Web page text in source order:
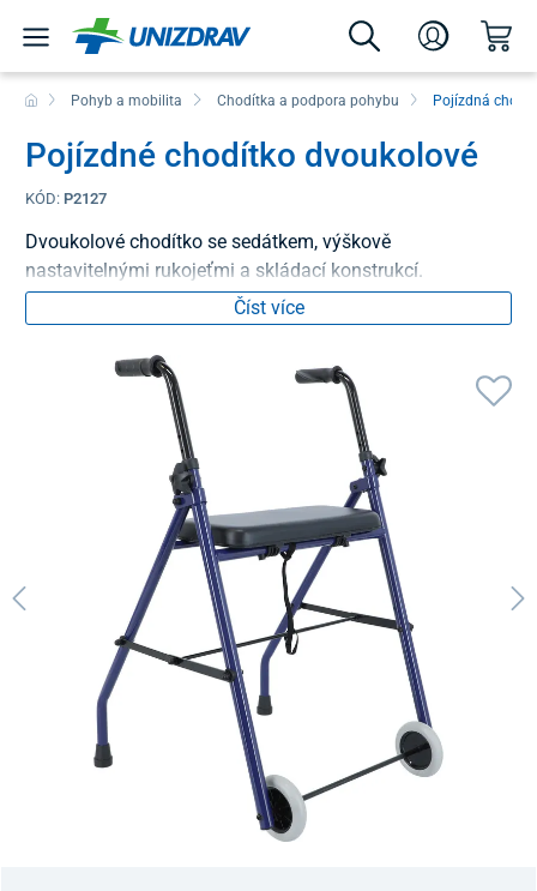
Pohyb a mobilita Chodítka a podpora pohybu Pojízdná
Pojízdné chodítko dvoukolové
KÓD: P2127
Dvoukolové chodítko se sedátkem, výškově
nastavitelnými rukojeťmi a skládací konstrukcí.
Číst více